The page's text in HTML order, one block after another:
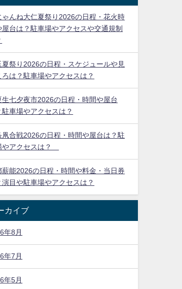
ゃんね大仁夏祭り2026の日程・花火時
屋台は？駐車場やアクセスや交通規制
夏祭り2026の日程・スケジュールや見
ろは？駐車場やアクセスは？
生七夕夜市2026の日程・時間や屋台
駐車場やアクセスは？
凧合戦2026の日程・時間や屋台は？駐
やアクセスは？
薪能2026の日程・時間や料金・当日券
演目や駐車場やアクセスは？
カイブ
年8月
年7月
年5月